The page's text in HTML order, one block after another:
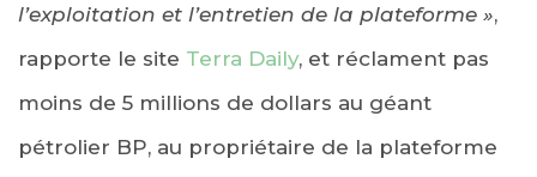
l’exploitation et l’entretien de la plateforme »,
rapporte le site Terra Daily, et réclament pas
moins de 5 millions de dollars au géant
pétrolier BP, au propriétaire de la plateforme